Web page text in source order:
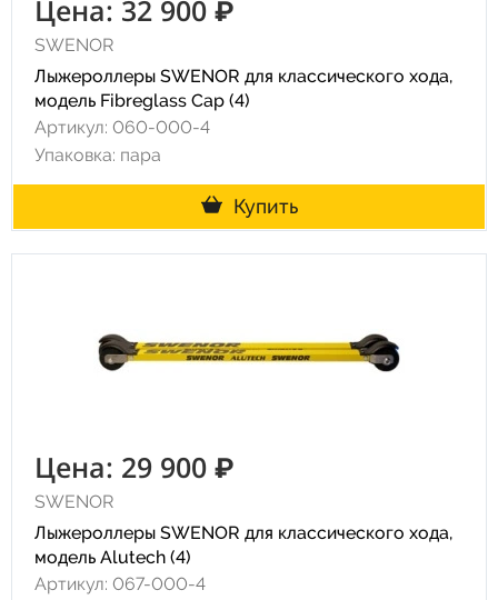
Цена: 32 900 ₽
SWENOR
Лыжероллеры SWENOR для классического хода,
модель Fibreglass Cap (4)
Артикул: 060-000-4
Упаковка: пара
Купить
Цена: 29 900 ₽
SWENOR
Лыжероллеры SWENOR для классического хода,
модель Alutech (4)
Артикул: 067-000-4